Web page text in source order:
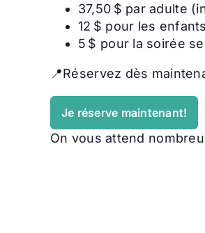
37,50 $ par adulte
12 $ pour les
5 $ pour la soirée
📍Réservez dès
Je réserve maintenant!
On vous attend